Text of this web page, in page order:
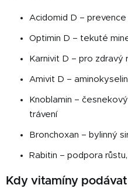
Acidomid D –
Optimin D – tekuté
Karnivit D – pro zdravý
Amivit D –
Knoblamin –
trávení
Bronchoxan – bylinný
Rabitin – podpora
Kdy vitamíny podávat